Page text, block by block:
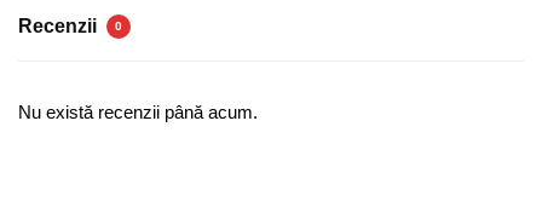
+
de
Recenzii 0
Nu există recenzii până acum.